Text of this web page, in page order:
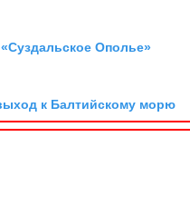
Ополье»
к Балтийскому морю